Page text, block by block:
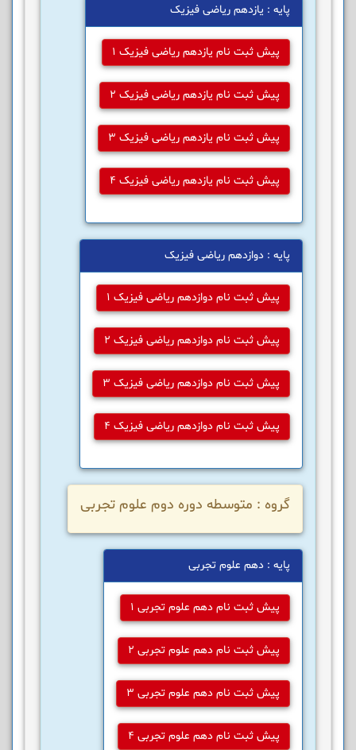
پایه : یازدهم ریاضی فیزیک
پیش ثبت نام یازدهم ریاضی فیزیک 1
پیش ثبت نام یازدهم ریاضی فیزیک 2
پیش ثبت نام یازدهم ریاضی فیزیک 3
پیش ثبت نام یازدهم ریاضی فیزیک 4
پایه : دوازدهم ریاضی فیزیک
پیش ثبت نام دوازدهم ریاضی فیزیک 1
پیش ثبت نام دوازدهم ریاضی فیزیک 2
پیش ثبت نام دوازدهم ریاضی فیزیک 3
پیش ثبت نام دوازدهم ریاضی فیزیک 4
گروه : متوسطه دوره دوم علوم تجربی
پایه : دهم علوم تجربی
پیش ثبت نام دهم علوم تجربی 1
پیش ثبت نام دهم علوم تجربی 2
پیش ثبت نام دهم علوم تجربی 3
پیش ثبت نام دهم علوم تجربی 4